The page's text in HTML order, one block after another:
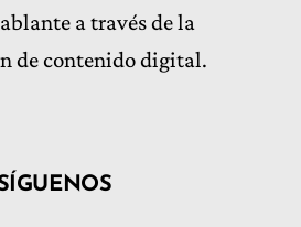
a través de la
de contenido digital.